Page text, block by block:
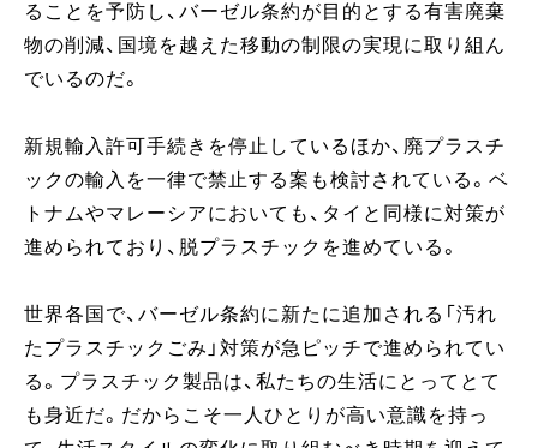
ることを予防し、バーゼル条約が目的とする有害廃棄
物の削減、国境を越えた移動の制限の実現に取り組ん
でいるのだ。
新規輸入許可手続きを停止しているほか、廃プラスチ
ックの輸入を一律で禁止する案も検討されている。ベ
トナムやマレーシアにおいても、タイと同様に対策が
進められており、脱プラスチックを進めている。
世界各国で、バーゼル条約に新たに追加される「汚れ
たプラスチックごみ」対策が急ピッチで進められてい
る。プラスチック製品は、私たちの生活にとってとて
も身近だ。だからこそ一人ひとりが高い意識を持っ